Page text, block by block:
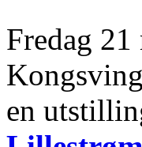
Fredag
en